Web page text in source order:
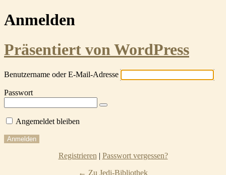
Anmelden
Präsentiert von WordPress
Benutzername oder E-Mail-Adresse
Passwort
Angemeldet bleiben
Registrieren | Passwort vergessen?
← Zu Jedi-Bibliothek